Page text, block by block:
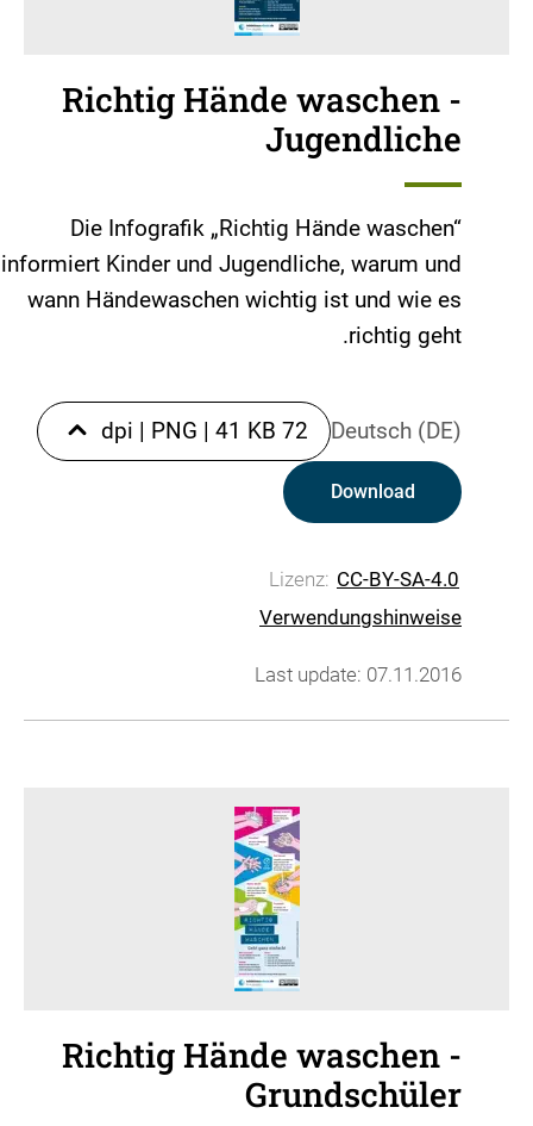
Richtig Hände waschen -
Jugendliche
Die Infografik „Richtig Hände waschen“
informiert Kinder und Jugendliche, warum und
wann Händewaschen wichtig ist und wie es
richtig geht.
Deutsch (DE)
72 dpi
| PNG | 41 KB
Download
Lizenz: CC-BY-SA-4.0
Verwendungshinweise
Last update: 07.11.2016
Richtig Hände waschen -
Grundschüler